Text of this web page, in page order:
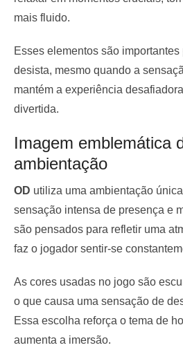
mais fluido.
Esses elementos são
desista, mesmo quando a
mantém a experiência
divertida.
Imagem emblemática
ambientação
OD utiliza uma ambientação
sensação intensa de presença e
são pensados para refletir uma
faz o jogador sentir-se
As cores usadas no jogo são
o que causa uma sensação de
Essa escolha reforça o tema de
aumenta a imersão.